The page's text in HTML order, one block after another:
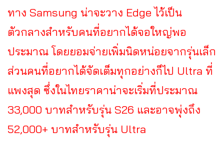
ทาง Samsung น่าจะวาง Edge ไว้เป็น
ตัวกลางสำหรับคนที่อยากได้จอใหญ่พอ
ประมาณ โดยยอมจ่ายเพิ่มนิดหน่อยจากรุ่นเล็ก
ส่วนคนที่อยากได้จัดเต็มทุกอย่างก็ไป Ultra ที่
แพงสุด ซึ่งในไทยราคาน่าจะเริ่มที่ประมาณ
33,000 บาทสำหรับรุ่น S26 และอาจพุ่งถึง
52,000+ บาทสำหรับรุ่น Ultra